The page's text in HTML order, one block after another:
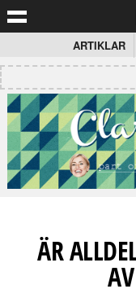
ARTIKLAR
ÄR